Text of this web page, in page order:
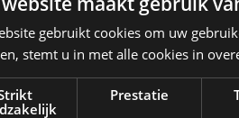
gebruikt cookies om uw
stemt u in met alle cookies in
Prestatie